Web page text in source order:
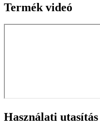
Termék videó
Használati utasítás